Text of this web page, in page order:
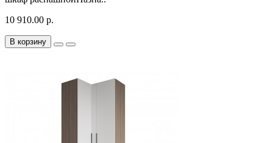
10 910.00 р.
В корзину